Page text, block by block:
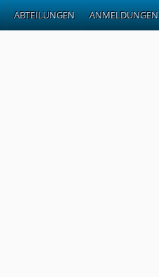
ABTEILUNGEN ANMELDUNGEN